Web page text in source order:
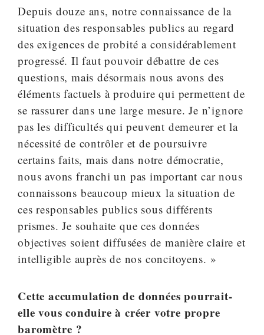
Depuis douze ans, notre connaissance de la
situation des responsables publics au regard
des exigences de probité a considérablement
progressé. Il faut pouvoir débattre de ces
questions, mais désormais nous avons des
éléments factuels à produire qui permettent de
se rassurer dans une large mesure. Je n’ignore
pas les difficultés qui peuvent demeurer et la
nécessité de contrôler et de poursuivre
certains faits, mais dans notre démocratie,
nous avons franchi un pas important car nous
connaissons beaucoup mieux la situation de
ces responsables publics sous différents
prismes. Je souhaite que ces données
objectives soient diffusées de manière claire et
intelligible auprès de nos concitoyens. »
Cette accumulation de données pourrait-
elle vous conduire à créer votre propre
baromètre ?